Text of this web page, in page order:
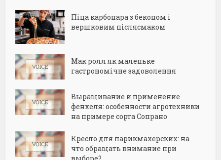
Піца карбонара з беконом і
вершковим післясмаком
Мак ролл як маленьке
гастрономічне задоволення
Выращивание и применение
фенхеля: особенности агротехники
на примере сорта Сопрано
Кресло для парикмахерских: на
что обращать внимание при